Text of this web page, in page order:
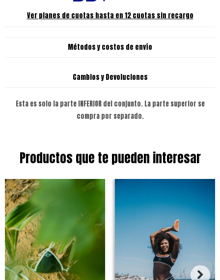
Ver planes de cuotas hasta en 12 cuotas sin recargo
Métodos y costos de envío
Cambios y Devoluciones
Esta es solo la parte INFERIOR del conjunto. La parte superior se
compra por separado.
Productos que te pueden interesar